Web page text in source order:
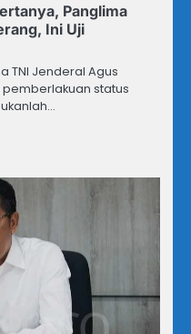
Panglima
Ini Uji
TNI Jenderal Agus
status